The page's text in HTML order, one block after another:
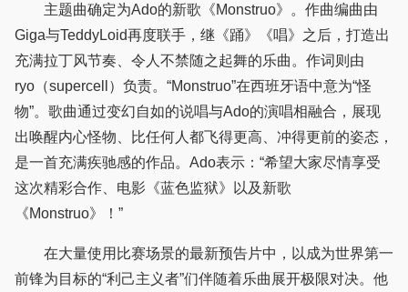
主题曲确定为Ado的新歌《Monstruo》。作曲编曲由
Giga与TeddyLoid再度联手，继《踊》《唱》之后，打造出
充满拉丁风节奏、令人不禁随之起舞的乐曲。作词则由
ryo（supercell）负责。“Monstruo”在西班牙语中意为“怪
物”。歌曲通过变幻自如的说唱与Ado的演唱相融合，展现
出唤醒内心怪物、比任何人都飞得更高、冲得更前的姿态，
是一首充满疾驰感的作品。Ado表示：“希望大家尽情享受
这次精彩合作、电影《蓝色监狱》以及新歌
《Monstruo》！”
在大量使用比赛场景的最新预告片中，以成为世界第一
前锋为目标的“利己主义者”们伴随着乐曲展开极限对决。他